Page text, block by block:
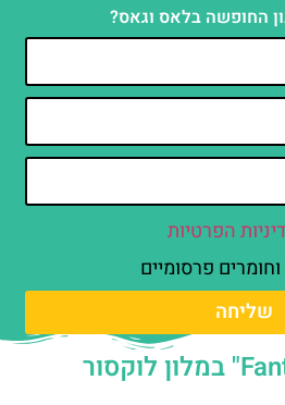
החופשה בלאס וגאס?
הפרטיות
פרסומיים
שליחה